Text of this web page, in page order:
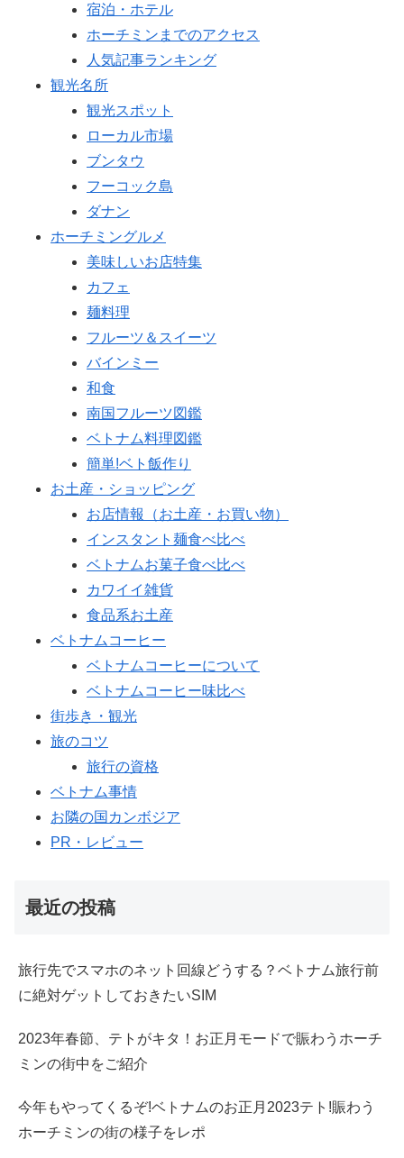
宿泊・ホテル
ホーチミンまでのアクセス
人気記事ランキング
観光名所
観光スポット
ローカル市場
ブンタウ
フーコック島
ダナン
ホーチミングルメ
美味しいお店特集
カフェ
麺料理
フルーツ＆スイーツ
バインミー
和食
南国フルーツ図鑑
ベトナム料理図鑑
簡単!ベト飯作り
お土産・ショッピング
お店情報（お土産・お買い物）
インスタント麺食べ比べ
ベトナムお菓子食べ比べ
カワイイ雑貨
食品系お土産
ベトナムコーヒー
ベトナムコーヒーについて
ベトナムコーヒー味比べ
街歩き・観光
旅のコツ
旅行の資格
ベトナム事情
お隣の国カンボジア
PR・レビュー
最近の投稿
旅行先でスマホのネット回線どうする？ベトナム旅行前
に絶対ゲットしておきたいSIM
2023年春節、テトがキタ！お正月モードで賑わうホーチ
ミンの街中をご紹介
今年もやってくるぞ!ベトナムのお正月2023テト!賑わう
ホーチミンの街の様子をレポ